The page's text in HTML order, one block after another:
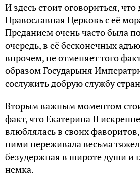
И здесь стоит оговориться,
Православная Церковь с её
Преданием очень часто была
очередь, в её бесконечных
впрочем, не отменяет того
образом Государыня
сослужить добрую службу
Вторым важным моментом
факт, что Екатерина II
влюблялась в своих фаворитов,
ними переживала весьма
безудержная в широте души и
немка.